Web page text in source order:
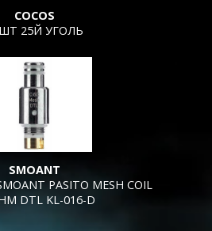
COCOS
25Й УГОЛЬ
SMOANT
PASITO MESH COIL
DTL KL-016-D